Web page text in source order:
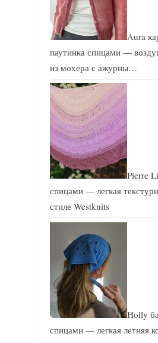
Aura
паутинка спицами —
из мохера с ажурны…
Pierre
спицами — легкая
стиле Westknits
Holly
спицами — легкая летняя